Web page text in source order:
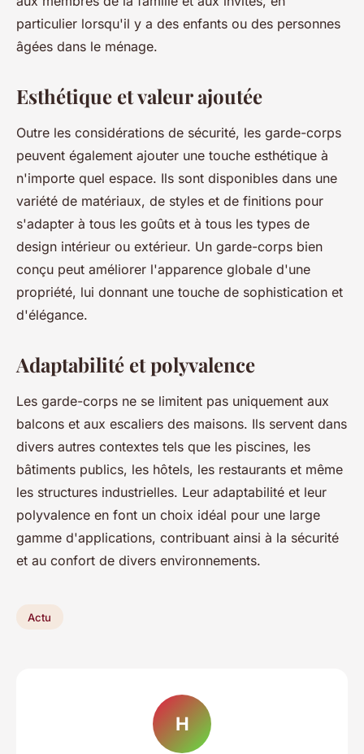
particulier lorsqu'il y a des enfants ou des personnes
âgées dans le ménage.
Esthétique et valeur ajoutée
Outre les considérations de sécurité, les garde-corps
peuvent également ajouter une touche esthétique à
n'importe quel espace. Ils sont disponibles dans une
variété de matériaux, de styles et de finitions pour
s'adapter à tous les goûts et à tous les types de
design intérieur ou extérieur. Un garde-corps bien
conçu peut améliorer l'apparence globale d'une
propriété, lui donnant une touche de sophistication et
d'élégance.
Adaptabilité et polyvalence
Les garde-corps ne se limitent pas uniquement aux
balcons et aux escaliers des maisons. Ils servent dans
divers autres contextes tels que les piscines, les
bâtiments publics, les hôtels, les restaurants et même
les structures industrielles. Leur adaptabilité et leur
polyvalence en font un choix idéal pour une large
gamme d'applications, contribuant ainsi à la sécurité
et au confort de divers environnements.
Actu
H